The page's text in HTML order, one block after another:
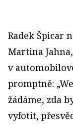
Radek Špicar
Martina
v
promptně:
žádáme, zda
vyfotit,